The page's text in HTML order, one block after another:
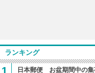
ランキング
日本郵便 お盆期間中の集